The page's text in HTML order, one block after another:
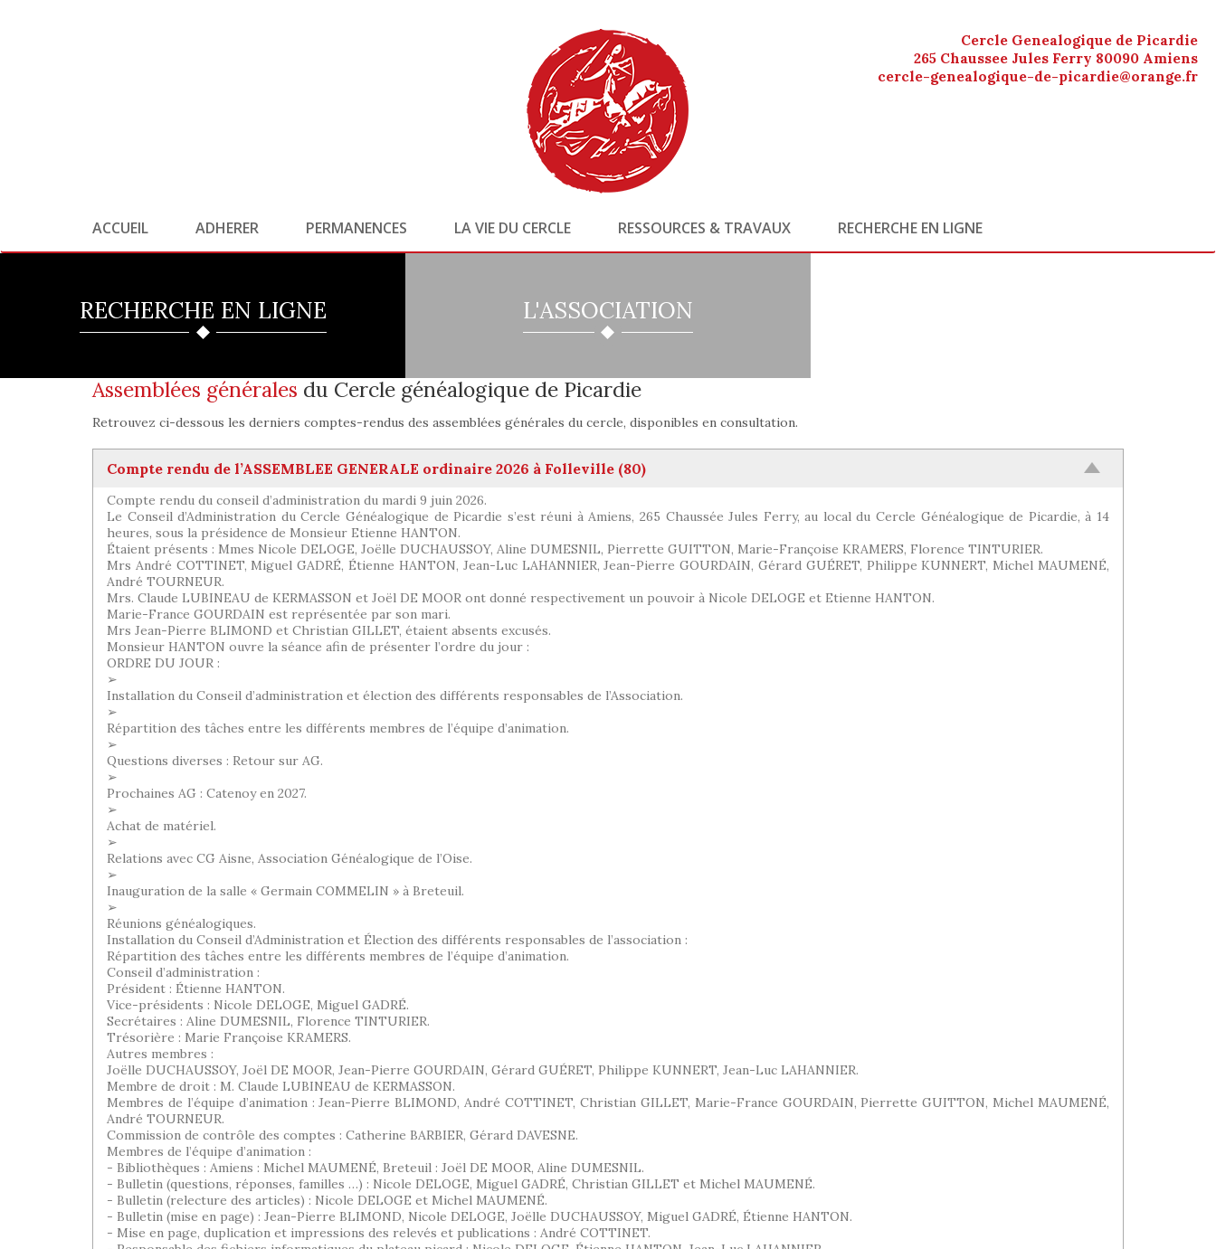
Cercle Genealogique de Picardie
265 Chaussee Jules Ferry 80090 Amiens
cercle-genealogique-de-picardie@orange.fr
ACCUEIL ADHERER PERMANENCES LA VIE DU CERCLE RESSOURCES & TRAVAUX RECHERCHE EN LIGNE
RECHERCHE EN LIGNE L'ASSOCIATION
Assemblées générales du Cercle généalogique de Picardie
Retrouvez ci-dessous les derniers comptes-rendus des assemblées générales du cercle, disponibles en consultation.
Compte rendu de l’ASSEMBLEE GENERALE ordinaire 2026 à Folleville (80)
Compte rendu du conseil d’administration du mardi 9 juin 2026.
Le Conseil d’Administration du Cercle Généalogique de Picardie s’est réuni à Amiens, 265 Chaussée Jules Ferry, au local du Cercle Généalogique de Picardie, à 14
heures, sous la présidence de Monsieur Etienne HANTON.
Étaient présents : Mmes Nicole DELOGE, Joëlle DUCHAUSSOY, Aline DUMESNIL, Pierrette GUITTON, Marie-Françoise KRAMERS, Florence TINTURIER.
Mrs André COTTINET, Miguel GADRÉ, Étienne HANTON, Jean-Luc LAHANNIER, Jean-Pierre GOURDAIN, Gérard GUÉRET, Philippe KUNNERT, Michel MAUMENÉ,
André TOURNEUR.
Mrs. Claude LUBINEAU de KERMASSON et Joël DE MOOR ont donné respectivement un pouvoir à Nicole DELOGE et Etienne HANTON.
Marie-France GOURDAIN est représentée par son mari.
Mrs Jean-Pierre BLIMOND et Christian GILLET, étaient absents excusés.
Monsieur HANTON ouvre la séance afin de présenter l’ordre du jour :
ORDRE DU JOUR :
➢
Installation du Conseil d’administration et élection des différents responsables de l’Association.
➢
Répartition des tâches entre les différents membres de l’équipe d’animation.
➢
Questions diverses : Retour sur AG.
➢
Prochaines AG : Catenoy en 2027.
➢
Achat de matériel.
➢
Relations avec CG Aisne, Association Généalogique de l’Oise.
➢
Inauguration de la salle « Germain COMMELIN » à Breteuil.
➢
Réunions généalogiques.
Installation du Conseil d’Administration et Élection des différents responsables de l’association :
Répartition des tâches entre les différents membres de l’équipe d’animation.
Conseil d’administration :
Président : Étienne HANTON.
Vice-présidents : Nicole DELOGE, Miguel GADRÉ.
Secrétaires : Aline DUMESNIL, Florence TINTURIER.
Trésorière : Marie Françoise KRAMERS.
Autres membres :
Joëlle DUCHAUSSOY, Joël DE MOOR, Jean-Pierre GOURDAIN, Gérard GUÉRET, Philippe KUNNERT, Jean-Luc LAHANNIER.
Membre de droit : M. Claude LUBINEAU de KERMASSON.
Membres de l’équipe d’animation : Jean-Pierre BLIMOND, André COTTINET, Christian GILLET, Marie-France GOURDAIN, Pierrette GUITTON, Michel MAUMENÉ,
André TOURNEUR.
Commission de contrôle des comptes : Catherine BARBIER, Gérard DAVESNE.
Membres de l’équipe d’animation :
- Bibliothèques : Amiens : Michel MAUMENÉ, Breteuil : Joël DE MOOR, Aline DUMESNIL.
- Bulletin (questions, réponses, familles …) : Nicole DELOGE, Miguel GADRÉ, Christian GILLET et Michel MAUMENÉ.
- Bulletin (relecture des articles) : Nicole DELOGE et Michel MAUMENÉ.
- Bulletin (mise en page) : Jean-Pierre BLIMOND, Nicole DELOGE, Joëlle DUCHAUSSOY, Miguel GADRÉ, Étienne HANTON.
- Mise en page, duplication et impressions des relevés et publications : André COTTINET.